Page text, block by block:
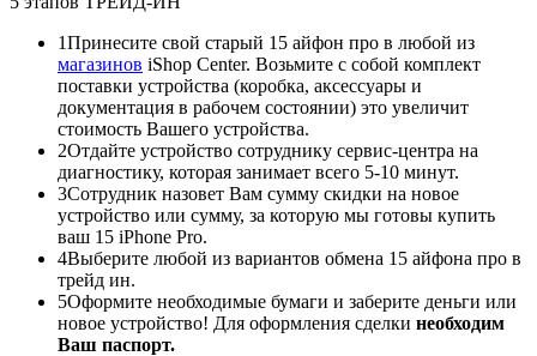
1Принесите свой старый 15 айфон про в любой из
магазинов iShop Center. Возьмите с собой комплект
поставки устройства (коробка, аксессуары и
документация в рабочем состоянии) это увеличит
стоимость Вашего устройства.
2Отдайте устройство сотруднику сервис-центра на
диагностику, которая занимает всего 5-10 минут.
3Сотрудник назовет Вам сумму скидки на новое
устройство или сумму, за которую мы готовы купить
ваш 15 iPhone Pro.
4Выберите любой из вариантов обмена 15 айфона про в
трейд ин.
5Оформите необходимые бумаги и заберите деньги или
новое устройство! Для оформления сделки необходим
Ваш паспорт.